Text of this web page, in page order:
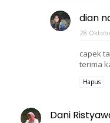
dian
28
capek
terima
Hapus
Dani